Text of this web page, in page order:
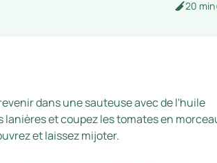
20 min
dans une sauteuse avec de l'huile
lanières et coupez les tomates en
et laissez mijoter.